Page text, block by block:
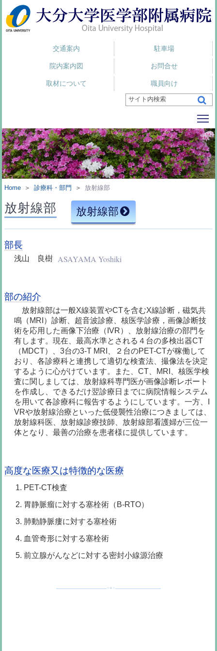
交通案内 駐車場
院内案内図 お問合せ
取材について 職員向け
Home ＞ 診療科・部門 ＞ 放射線部
放射線部 放射線部
部長
浅山 良樹 ASAYAMA Yoshiki
部の紹介
放射線部は一般X線装置やCTを含むX線診断，磁気共
鳴（MRI）診断、超音波診療、核医学診療，画像診断技
術を応用した画像下治療（IVR）、放射線治療の部門を
有します。現在、最高水準とされる４台の多検出器CT
（MDCT）、3台の3-T MRI、２台のPET-CTが稼働して
おり、各診療科と連携して適切な検査法、撮像法を決定
するように心がけています。また、CT、MRI、核医学検
査に関しましては、放射線科専門医が画像診断レポート
を作成し、できるだけ翌診療日までに病院情報システム
を用いて各診療科に報告するようにしています。一方、I
VRや放射線治療といった低侵襲性治療につきましては、
放射線科医、放射線診療技師、放射線部看護婦が三位一
体となり、最善の治療を患者様に提供しています。
高度な医療又は特徴的な医療
PET-CT検査
胃静脈瘤に対する塞栓術（B-RTO）
肺動静脈瘻に対する塞栓術
血管奇形に対する塞栓術
前立腺がんなどに対する密封小線源治療